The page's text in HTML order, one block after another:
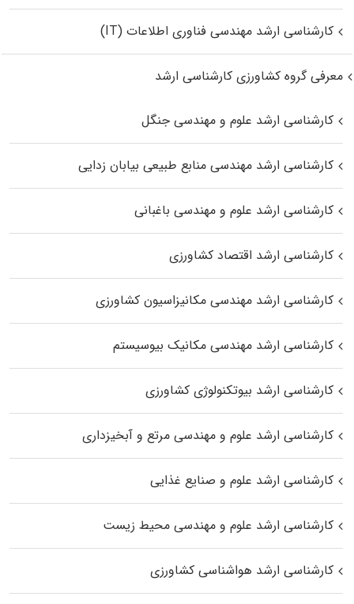
کارشناسی ارشد مهندسی فناوری اطلاعات (IT)
معرفی گروه کشاورزی کارشناسی ارشد
کارشناسی ارشد علوم و مهندسی جنگل
کارشناسی ارشد مهندسی منابع طبیعی بیابان زدایی
کارشناسی ارشد علوم و مهندسی باغبانی
کارشناسی ارشد اقتصاد کشاورزی
کارشناسی ارشد مهندسی مکانیزاسیون کشاورزی
کارشناسی ارشد مهندسی مکانیک بیوسیستم
کارشناسی ارشد بیوتکنولوژی کشاورزی
کارشناسی ارشد علوم و مهندسی مرتع و آبخیزداری
کارشناسی ارشد علوم و صنایع غذایی
کارشناسی ارشد علوم و مهندسی محیط زیست
کارشناسی ارشد هواشناسی کشاورزی